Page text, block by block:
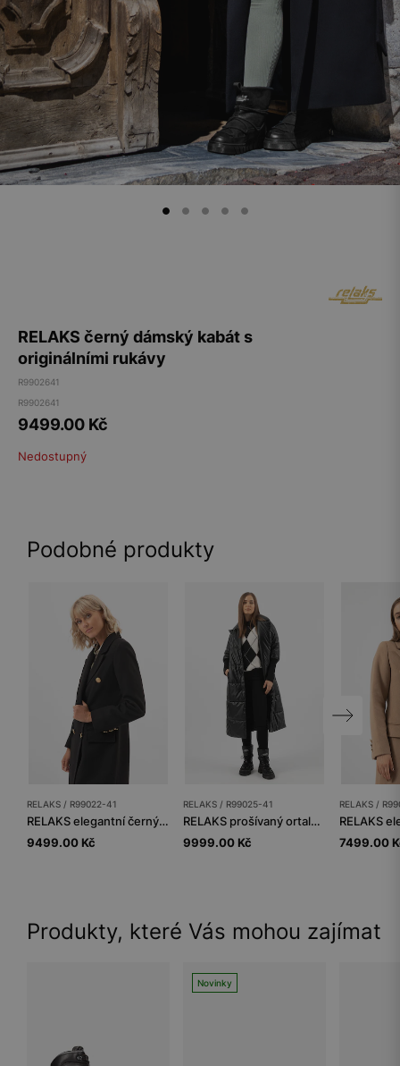
RELAKS černý dámský kabát s
originálními rukávy
R9902641
R9902641
9499.00 Kč
Nedostupný
Podobné produkty
RELAKS / R99022-41
RELAKS elegantní černý dámský kabát
9499.00 Kč
RELAKS / R99025-41
RELAKS prošívaný ortalonový dámský kabát černý
9999.00 Kč
RELAKS /
7499.00
Produkty, které Vás mohou zajímat
Novinky